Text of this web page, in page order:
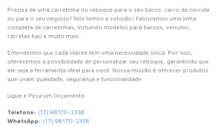
Precisa de uma carretinha ou reboque para o seu barco, carro de corrida
ou para o seu negócio? Nós temos a solução! Fabricamos uma linha
completa de carretinhas, incluindo modelos para barcos, veículos,
carretas baú e muito mais.
Entendemos que cada cliente tem uma necessidade única. Por isso,
oferecemos a possibilidade de personalizar seu reboque, garantindo que
ele seja a ferramenta ideal para você. Nossa missão é oferecer produtos
que unam qualidade, segurança e funcionalidade.
Ligue e Peça um Orçamento.
Telefone: (17) 98170-2338
WhatsApp: (17) 98170-2338